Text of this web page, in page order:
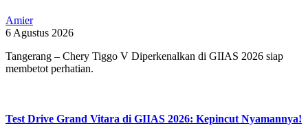
Amier
6 Agustus 2026
Tangerang – Chery Tiggo V Diperkenalkan di GIIAS 2026 siap
membetot perhatian.
Test Drive Grand Vitara di GIIAS 2026: Kepincut Nyamannya!